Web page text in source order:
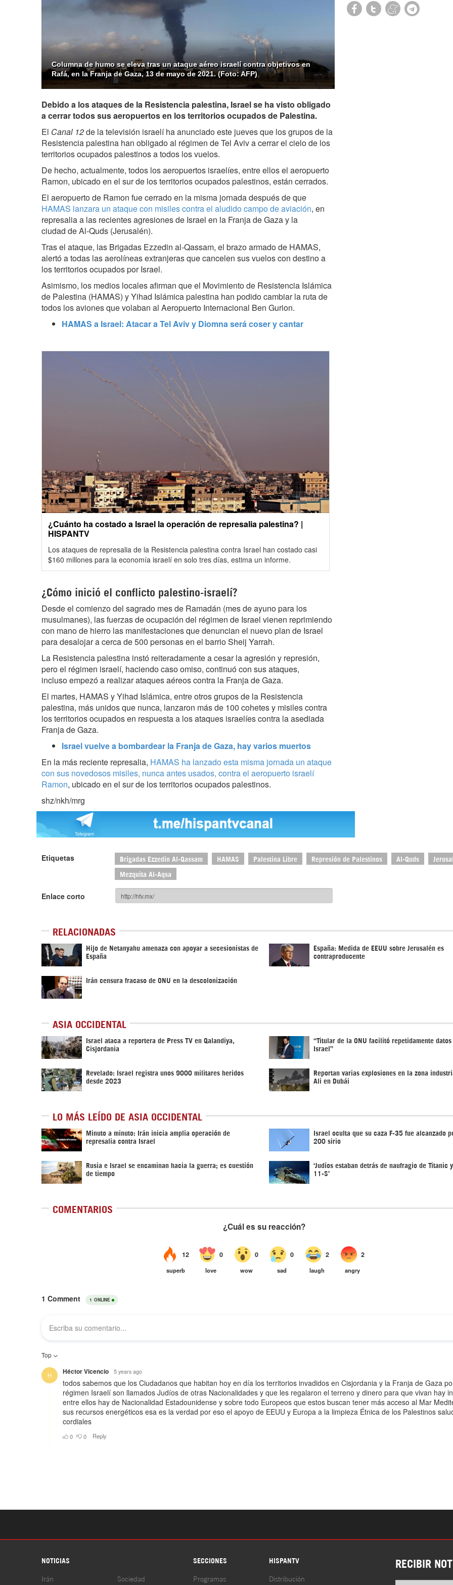
Columna de humo se eleva tras un ataque aéreo israelí contra objetivos en
Rafá, en la Franja de Gaza, 13 de mayo de 2021. (Foto: AFP)
Debido a los ataques de la Resistencia palestina, Israel se ha visto obligado
a cerrar todos sus aeropuertos en los territorios ocupados de Palestina.
El Canal 12de la televisión israelí ha anunciado este jueves que los grupos de la
Resistencia palestina han obligado al régimen de Tel Aviv a cerrar el cielo de los
territorios ocupados palestinos a todos los vuelos.
De hecho, actualmente, todos los aeropuertos israelíes, entre ellos el aeropuerto
Ramon, ubicado en el sur de los territorios ocupados palestinos, están cerrados.
El aeropuerto de Ramon fue cerrado en la misma jornada después de que
HAMAS lanzara un ataque con misiles contra el aludido campo de aviación, en
represalia a las recientes agresiones de Israel en la Franja de Gaza y la
ciudad de Al-Quds (Jerusalén).
Tras el ataque, las Brigadas Ezzedin al-Qassam, el brazo armado de HAMAS,
alertó a todas las aerolíneas extranjeras que cancelen sus vuelos con destino a
los territorios ocupados por Israel.
Asimismo, los medios locales afirman que el Movimiento de Resistencia Islámica
de Palestina (HAMAS) y Yihad Islámica palestina han podido cambiar la ruta de
todos los aviones que volaban al Aeropuerto Internacional Ben Gurion.
HAMAS a Israel: Atacar a Tel Aviv y Diomna será coser y cantar
¿Cuánto ha costado a Israel la operación de represalia palestina? |
HISPANTV
Los ataques de represalia de la Resistencia palestina contra Israel han costado casi
$160 millones para la economía israelí en solo tres días, estima un informe.
¿Cómo inició el conflicto palestino-israelí?
Desde el comienzo del sagrado mes de Ramadán (mes de ayuno para los
musulmanes), las fuerzas de ocupación del régimen de Israel vienen reprimiendo
con mano de hierro las manifestaciones que denuncian el nuevo plan de Israel
para desalojar a cerca de 500 personas en el barrio Sheij Yarrah.
La Resistencia palestina instó reiteradamente a cesar la agresión y represión,
pero el régimen israelí, haciendo caso omiso, continuó con sus ataques,
incluso empezó a realizar ataques aéreos contra la Franja de Gaza.
El martes, HAMAS y Yihad Islámica, entre otros grupos de la Resistencia
palestina, más unidos que nunca, lanzaron más de 100 cohetes y misiles contra
los territorios ocupados en respuesta a los ataques israelíes contra la asediada
Franja de Gaza.
Israel vuelve a bombardear la Franja de Gaza, hay varios muertos
En la más reciente represalia, HAMAS ha lanzado esta misma jornada un ataque
con sus novedosos misiles, nunca antes usados, contra el aeropuerto israelí
Ramon, ubicado en el sur de los territorios ocupados palestinos.
shz/nkh/mrg
Etiquetas Brigadas Ezzedin Al-Qassam HAMAS Palestina Libre Represión de Palestinos Al-Quds
Mezquita Al-Aqsa
Enlace corto
RELACIONADAS
Hijo de Netanyahu amenaza con apoyar a secesionistas de
España
España: Medida de EEUU sobre Jerusalén es
contraproducente
Irán censura fracaso de ONU en la descolonización
ASIA OCCIDENTAL
Israel ataca a reportera de Press TV en Qalandiya,
Cisjordania
“Titular de la ONU facilitó repetidamente datos
Israel”
Revelado: Israel registra unos 9000 militares heridos
desde 2023
Reportan varias explosiones en la zona
Ali en Dubái
LO MÁS LEÍDO DE ASIA OCCIDENTAL
Minuto a minuto: Irán inicia amplia operación de
represalia contra Israel
Israel oculta que su caza F-35 fue alcanzado
200 sirio
Rusia e Israel se encaminan hacia la guerra; es cuestión
de tiempo
‘Judíos estaban detrás de naufragio de Titanic
11-S’
COMENTARIOS
NOTICIAS SECCIONES HISPANTV
Irán Sociedad Programas Distribución
RECIBIR